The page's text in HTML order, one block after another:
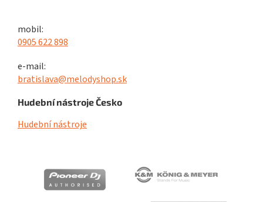
mobil:
0905 622 898
e-mail:
bratislava@melodyshop.sk
Hudební nástroje Česko
Hudební nástroje